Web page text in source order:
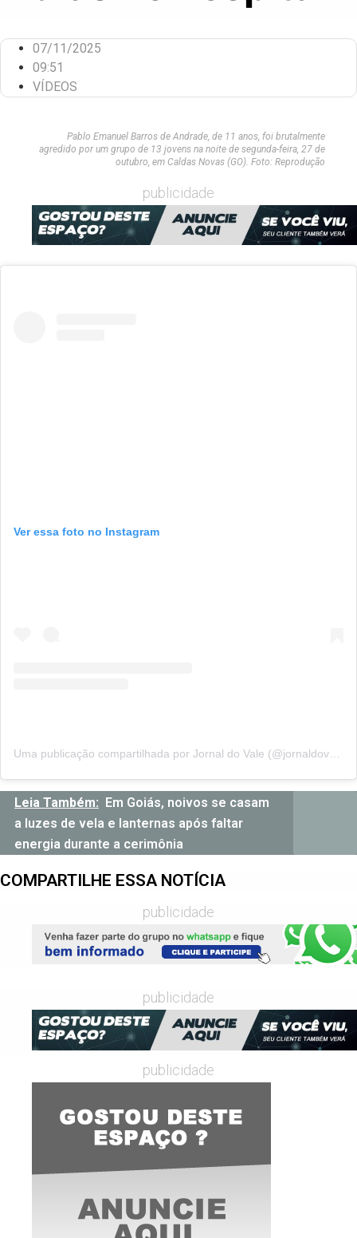
07/11/2025
09:51
VÍDEOS
Pablo Emanuel Barros de Andrade, de 11 anos, foi brutalmente
agredido por um grupo de 13 jovens na noite de segunda-feira, 27 de
outubro, em Caldas Novas (GO). Foto: Reprodução
publicidade
Ver essa foto no Instagram
Uma publicação compartilhada por Jornal do Vale (@jornaldovale_ceres)
Leia Também: Em Goiás, noivos se casam
a luzes de vela e lanternas após faltar
energia durante a cerimônia
COMPARTILHE ESSA NOTÍCIA
publicidade
publicidade
publicidade